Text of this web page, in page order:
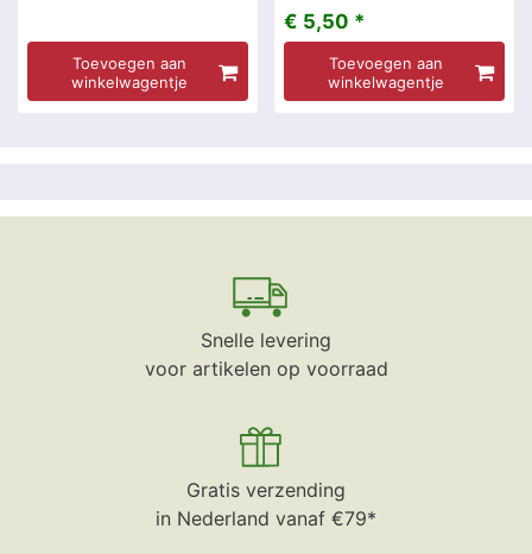
Toevoegen aan
winkelwagentje
€ 5,50 *
Toevoegen aan
winkelwagentje
Snelle levering
voor artikelen op voorraad
Gratis verzending
in Nederland vanaf €79*